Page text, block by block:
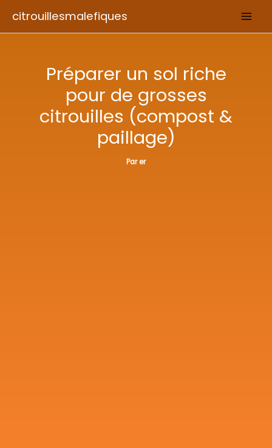
citrouillesmalefiques
Préparer un sol riche
pour de grosses
citrouilles (compost &
paillage)
Parer